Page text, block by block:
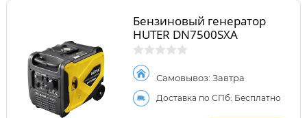
Бензиновый генератор
HUTER DN7500SXA
Самовывоз: Завтра
Доставка по СПб: Бесплатно